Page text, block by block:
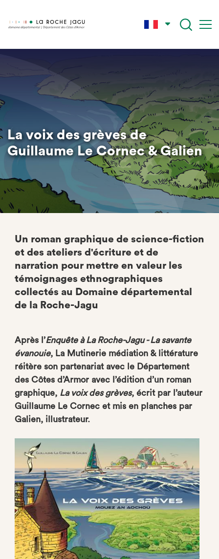
contenu
La voix des grèves de
Guillaume Le Cornec & Galien
Un roman graphique de science-fiction
et des ateliers d'écriture et de
narration pour mettre en valeur les
témoignages ethnographiques
collectés au Domaine départemental
de la Roche-Jagu
Après l’Enquête à La Roche-Jagu - La savante
évanouie, La Mutinerie médiation & littérature
réitère son partenariat avec le Département
des Côtes d’Armor avec l’édition d’un roman
graphique, La voix des grèves, écrit par l’auteur
Guillaume Le Cornec et mis en planches par
Galien, illustrateur.